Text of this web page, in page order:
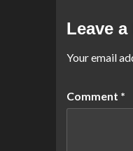
Leave a
Your email
Comment *